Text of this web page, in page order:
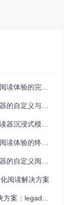
的阅读内容？
读界面？
底黑字让她的眼
能，她将背景
，不仅减轻了眼
验的完全指南
据主权解决方案
式模式全攻略
终极解决方案
阅读体验之旅
阅读解决方案
技术实践指南